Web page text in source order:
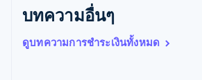
บทความอื่นๆ
ดูบทความการชำระเงินทั้งหมด
NederlandsFrançais
Português English